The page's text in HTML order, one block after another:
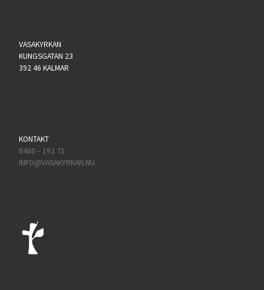
VASAKYRKAN
KUNGSGATAN 23
392 46 KALMAR
KONTAKT
0480 – 192 71
INFO@VASAKYRKAN.NU